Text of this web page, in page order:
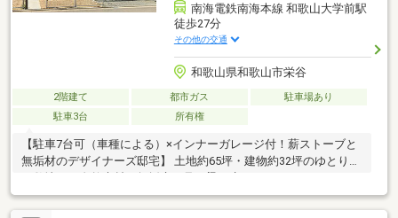
南海電鉄南海本線 和歌山大学前駅
徒歩27分
その他の交通
和歌山県和歌山市栄谷
2階建て 都市ガス
駐車場あり
駐車3台
所有権
【駐車7台可（車種による）×インナーガレージ付！薪ストーブと
無垢材のデザイナーズ邸宅】 土地約65坪・建物約32坪のゆとりあ
ュな家が登場。リビ